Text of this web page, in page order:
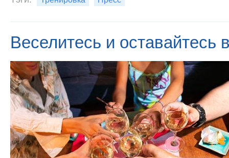
Веселитесь и оставайтесь